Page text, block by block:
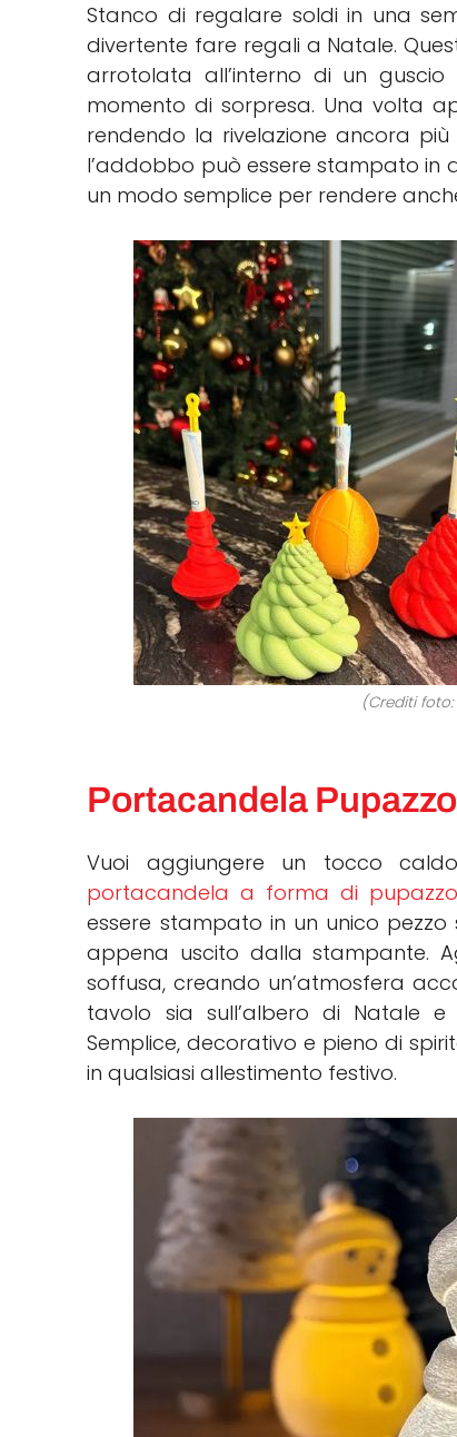
Stanco di regalare soldi in una
divertente fare regali a Natale.
arrotolata all’interno di un
momento di sorpresa. Una volta
rendendo la rivelazione ancora più
l’addobbo può essere stampato in
un modo semplice per rendere
(Crediti
Portacandela
Vuoi aggiungere un tocco
portacandela a forma di pupazzo
essere stampato in un unico
appena uscito dalla stampante.
soffusa, creando un’atmosfera
tavolo sia sull’albero di Natale
Semplice, decorativo e pieno di
in qualsiasi allestimento festivo.